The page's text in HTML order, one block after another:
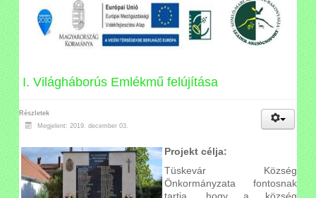
I. Világháborús Emlékmű felújítása
Részletek
Megjelent: 2019. december 03.
Projekt célja:
Tüskevár Község
Önkormányzata fontosnak